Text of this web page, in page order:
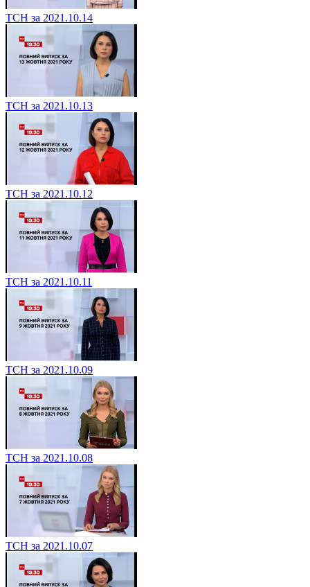
ТСН за 2021.10.14
ТСН за 2021.10.13
ТСН за 2021.10.12
ТСН за 2021.10.11
ТСН за 2021.10.09
ТСН за 2021.10.08
ТСН за 2021.10.07